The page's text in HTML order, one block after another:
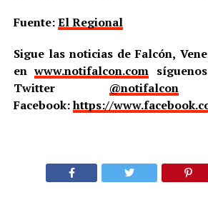
Fuente:El Regional
Sigue las noticias de Falcón,
enwww.notifalcon.com
Twitter @notifalcon
Facebook:https://